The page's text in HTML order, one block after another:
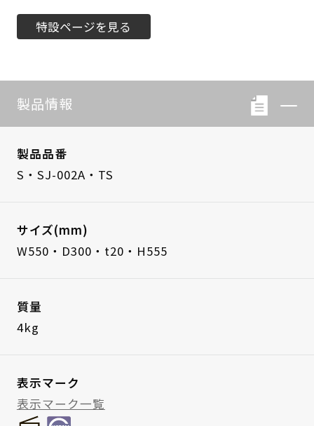
特設ページを見る
製品情報
製品品番
S・SJ-002A・TS
サイズ(mm)
W550・D300・t20・H555
質量
4kg
表示マーク
表示マーク一覧